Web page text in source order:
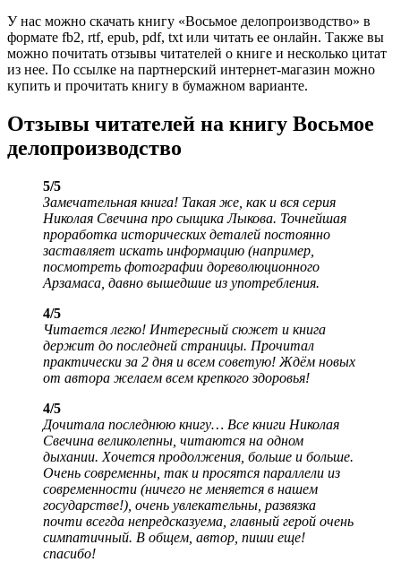
У нас можно скачать книгу «Восьмое делопроизводство» в
формате fb2, rtf, epub, pdf, txt или читать ее онлайн. Также вы
можно почитать отзывы читателей о книге и несколько цитат
из нее. По ссылке на партнерский интернет-магазин можно
купить и прочитать книгу в бумажном варианте.
Отзывы читателей на книгу Восьмое
делопроизводство
5/5
Замечательная книга! Такая же, как и вся серия
Николая Свечина про сыщика Лыкова. Точнейшая
проработка исторических деталей постоянно
заставляет искать информацию (например,
посмотреть фотографии дореволюционного
Арзамаса, давно вышедшие из употребления.
4/5
Читается легко! Интересный сюжет и книга
держит до последней страницы. Прочитал
практически за 2 дня и всем советую! Ждём новых
от автора желаем всем крепкого здоровья!
4/5
Дочитала последнюю книгу… Все книги Николая
Свечина великолепны, читаются на одном
дыхании. Хочется продолжения, больше и больше.
Очень современны, так и просятся параллели из
современности (ничего не меняется в нашем
государстве!), очень увлекательны, развязка
почти всегда непредсказуема, главный герой очень
симпатичный. В общем, автор, пиши еще!
спасибо!